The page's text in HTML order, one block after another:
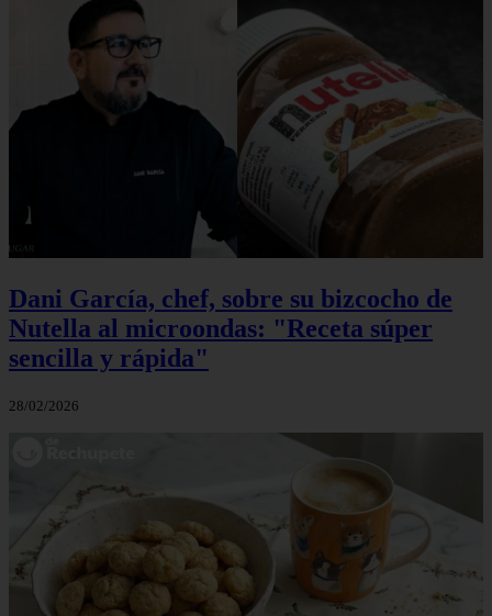
Dani García, chef, sobre su bizcocho de
Nutella al microondas: "Receta súper
sencilla y rápida"
28/02/2026